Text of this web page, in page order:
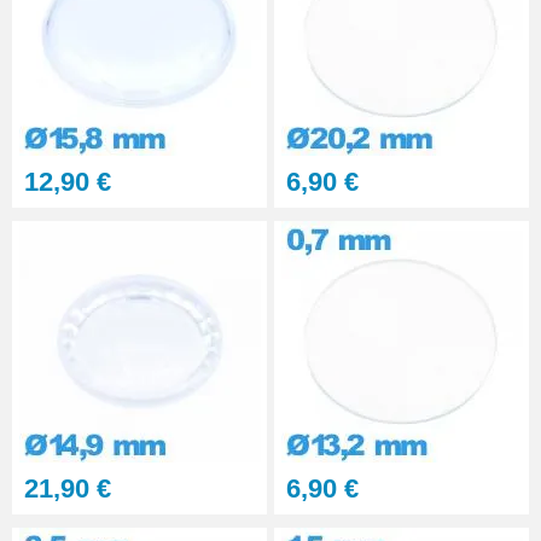
29,90 €
PolyWatch anti rayure verre
12,90 € 6,90 €
21,90 € 6,90 €